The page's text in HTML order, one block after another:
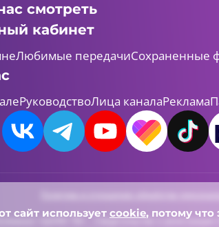
смотреть
кабинет
Любимые передачиСохраненные
РуководствоЛица каналаРеклама
«ШАЯН ТВ» , Свидетельство о
сайт использует cookie, потому что